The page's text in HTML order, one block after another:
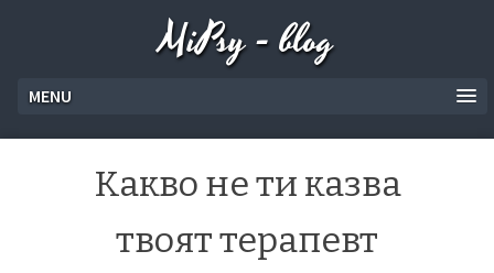
MiPsy - blog
MENU
Какво не ти казва
твоят терапевт